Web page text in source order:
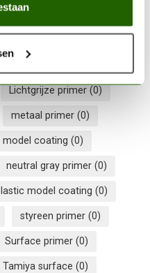
180ml spuitbus
Lichtgrijze primer (0)
metaal primer (0)
model coating (0)
neutral gray primer (0)
model coating (0)
styreen primer (0)
Surface primer (0)
Tamiya surface (0)